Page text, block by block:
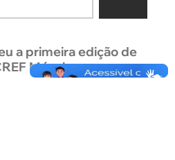
a primeira edição de
Móvel